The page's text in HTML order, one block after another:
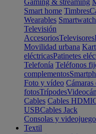
Gaming & streaming
Smart home Timbres
Wearables
Televisión
AccesoriosTelevisores
Movilidad urbana
eléctricasPatinetes
Telefonía Teléfonos
complementos
Foto y vídeo Cámaras
fotosTrípodes
Cables Cables HDMI
USBCables Jack
Consolas y
Textil